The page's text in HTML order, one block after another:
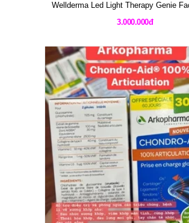
Wellderma Led Light Therapy Genie
3.000.000đ